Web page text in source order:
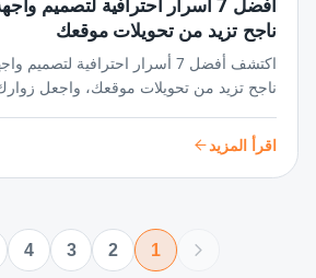
ناجح تزيد من تحويلات موقعك
اكتشف أفضل 7 أسرار احترافية
ناجح تزيد من تحويلات موقعك، واجعل
الرقمية!
اقرأ المزيد
1
2
3
4